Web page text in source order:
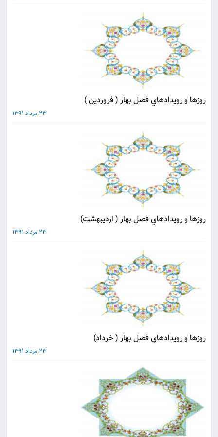
روزها و رويدادهاي فصل بهار ( فروردين )
23 مرداد 1391
روزها و رويدادهاي فصل بهار ( ارديبهشت)
23 مرداد 1391
روزها و رويدادهاي فصل بهار ( خرداد)
23 مرداد 1391